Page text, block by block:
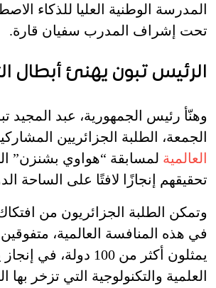
المدرسة الوطنية العليا للذكاء
تحت إشراف المدرب سفيان قارة.
الرئيس تبون يهنئ أبطال
وهنّأ رئيس الجمهورية، عبد المجيد
الجمعة، الطلبة الجزائريين
العالمية لمسابقة “هواوي بشنزن”
تحقيقهم إنجازًا لافتًا على الساحة
وتمكن الطلبة الجزائريون من
في هذه المنافسة العالمية،
يمثلون أكثر من 100
العلمية والتكنولوجية التي تزخر بها